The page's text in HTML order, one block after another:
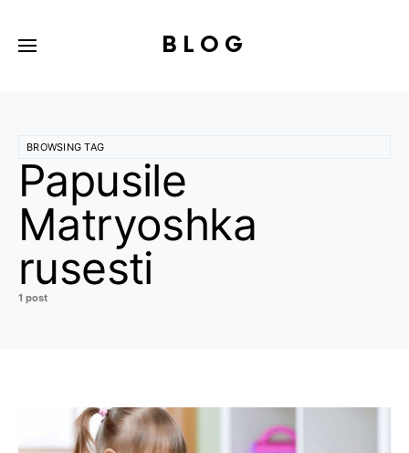
BLOG
BROWSING TAG
Papusile
Matryoshka
rusesti
1 post